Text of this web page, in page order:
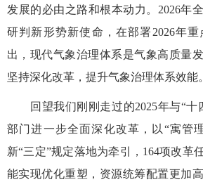
发展的必由之路和根本动力。2026年
研判新形势新使命，在部署2026年
出，现代气象治理体系是气象高质量
坚持深化改革，提升气象治理体系效能。
回望我们刚刚走过的2025年与“十
部门进一步全面深化改革，以“寓管
新“三定”规定落地为牵引，164项改革
能实现优化重塑，资源统筹配置更加